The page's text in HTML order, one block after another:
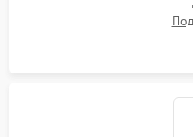
и устранения
шлейфов, установка